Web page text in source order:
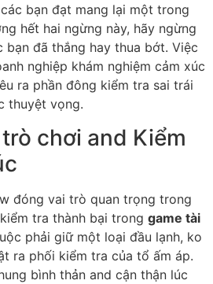
bạn đạt mang lại một trong
hết hai ngừng này, hãy ngừng
đã thắng hay thua bớt. Việc
nghiệp khám nghiệm cảm xúc
ra phần đông kiểm tra sai trái
thuyệt vọng.
chơi and Kiểm
đóng vai trò quan trọng trong
tra thành bại trong game tài
phải giữ một loại đầu lạnh, ko
ra phối kiểm tra của tổ ấm áp.
bình thản and cận thận lúc